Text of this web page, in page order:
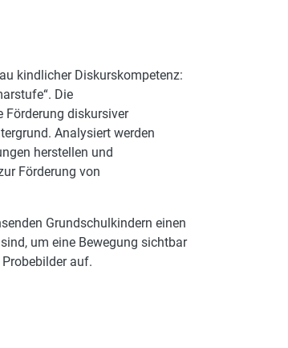
kindlicher Diskurskompetenz:
Die
Förderung diskursiver
Analysiert werden
herstellen und
Förderung von
Grundschulkindern einen
um eine Bewegung sichtbar
auf.